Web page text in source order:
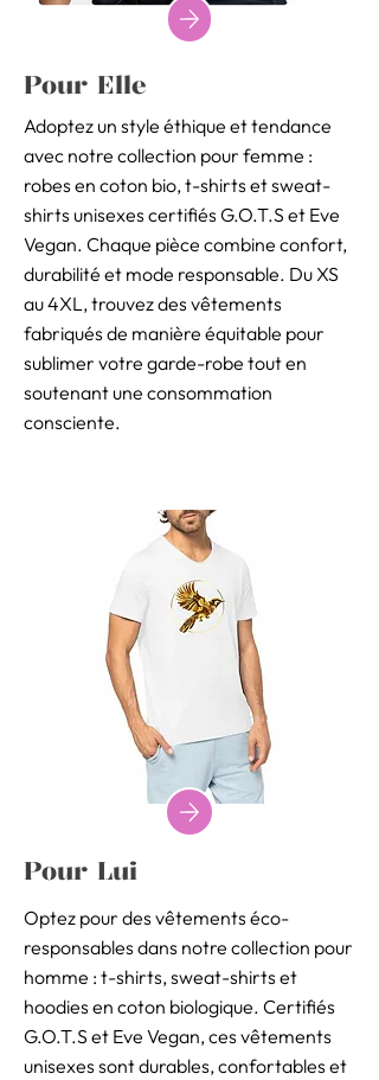
Pour Elle
Adoptez un style éthique et tendance
avec notre collection pour femme :
robes en coton bio, t-shirts et sweat-
shirts unisexes certifiés G.O.T.S et Eve
Vegan. Chaque pièce combine confort,
durabilité et mode responsable. Du XS
au 4XL, trouvez des vêtements
fabriqués de manière équitable pour
sublimer votre garde-robe tout en
soutenant une consommation
consciente.
Pour Lui
Optez pour des vêtements éco-
responsables dans notre collection pour
homme : t-shirts, sweat-shirts et
hoodies en coton biologique. Certifiés
G.O.T.S et Eve Vegan, ces vêtements
unisexes sont durables, confortables et